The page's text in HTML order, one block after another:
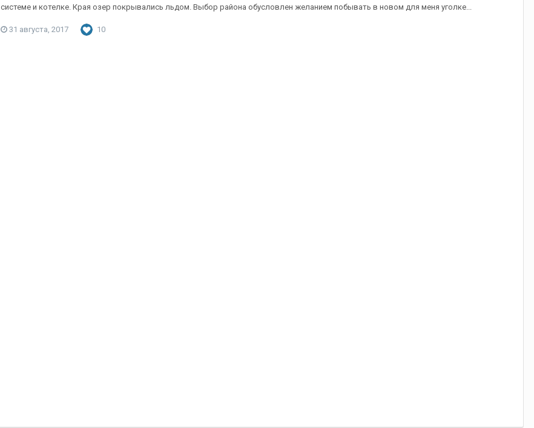
системе и котелке. Края озер покрывались льдом. Выбор района обусловлен желанием побывать в новом для меня уголке...
31 августа, 2017 10